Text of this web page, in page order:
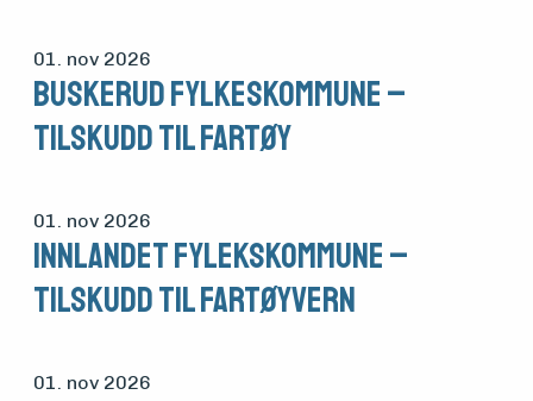
01. nov 2026
Buskerud fylkeskommune –
Tilskudd til fartøy
01. nov 2026
Innlandet fylekskommune –
tilskudd til fartøyvern
01. nov 2026